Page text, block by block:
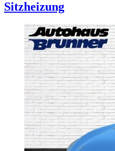
Sitzheizung